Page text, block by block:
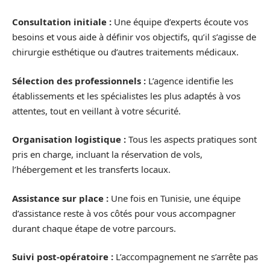
Consultation initiale : Une équipe d’experts écoute vos
besoins et vous aide à définir vos objectifs, qu’il s’agisse de
chirurgie esthétique ou d’autres traitements médicaux.
Sélection des professionnels : L’agence identifie les
établissements et les spécialistes les plus adaptés à vos
attentes, tout en veillant à votre sécurité.
Organisation logistique : Tous les aspects pratiques sont
pris en charge, incluant la réservation de vols,
l’hébergement et les transferts locaux.
Assistance sur place : Une fois en Tunisie, une équipe
d’assistance reste à vos côtés pour vous accompagner
durant chaque étape de votre parcours.
Suivi post-opératoire : L’accompagnement ne s’arrête pas